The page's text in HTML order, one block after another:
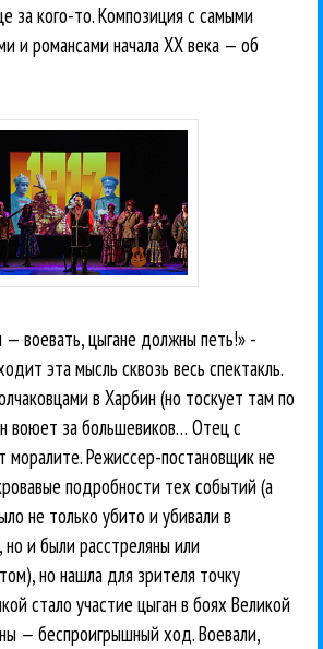
за кого-то. Композиция с самыми
и романсами начала XX века — об
воевать, цыгане должны петь!» -
эта мысль сквозь весь спектакль.
в Харбин (но тоскует там по
воюет за большевиков… Отец с
моралите. Режиссер-постановщик не
подробности тех событий (а
не только убито и убивали в
и были расстреляны или
но нашла для зрителя точку
стало участие цыган в боях Великой
— беспроигрышный ход. Воевали,